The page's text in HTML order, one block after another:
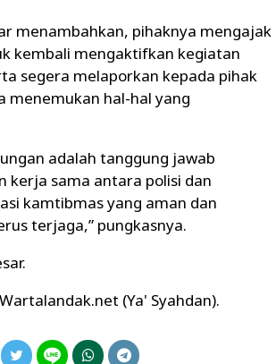
menambahkan, pihaknya mengajak
kembali mengaktifkan kegiatan
segera melaporkan kepada pihak
menemukan hal-hal yang
adalah tanggung jawab
kerja sama antara polisi dan
kamtibmas yang aman dan
terjaga,” pungkasnya.
(Ya' Syahdan).